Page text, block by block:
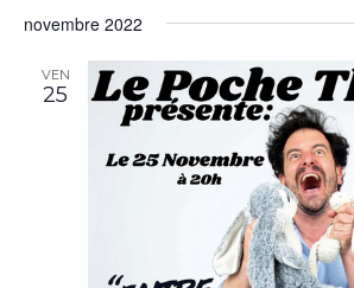
novembre 2022
VEN
25